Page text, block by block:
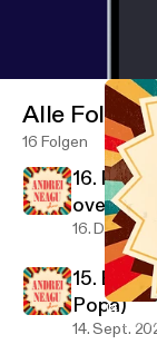
14. La
Andrei
Alle Folgen
16 Folgen
16.
over de
16. Dez. 2020
15. Eu
Popa)
14. Sept.